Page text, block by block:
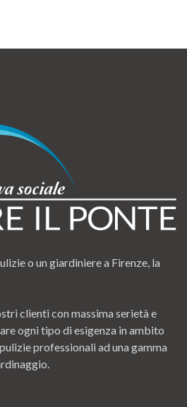
o un giardiniere a Firenze, la
clienti con massima serietà e
ogni tipo di esigenza in ambito
professionali ad una gamma